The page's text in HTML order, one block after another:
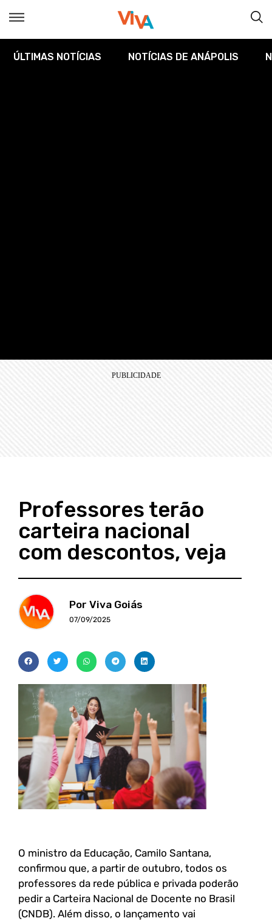
ÚLTIMAS NOTÍCIAS NOTÍCIAS DE ANÁPOLIS
Professores terão
carteira nacional
com descontos, veja
Por Viva Goiás
07/09/2025
O ministro da Educação, Camilo Santana,
confirmou que, a partir de outubro, todos os
professores da rede pública e privada poderão
pedir a Carteira Nacional de Docente no Brasil
(CNDB). Além disso, o lançamento vai